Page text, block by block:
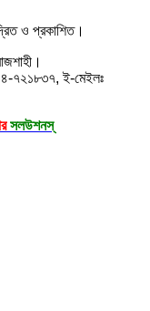
ও প্রকাশিত।
৭২১৮৩৭, ই-মেইলঃ
সলউশনস্